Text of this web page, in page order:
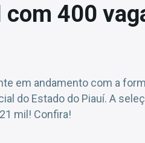
com 400
em andamento com a
do Estado do Piauí. A
mil! Confira!